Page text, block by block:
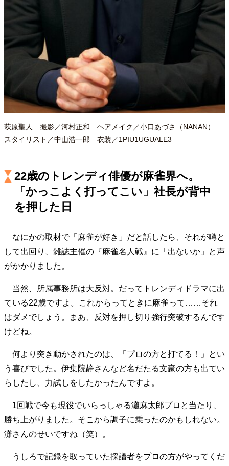
萩原聖人 撮影／河村正和 ヘアメイク／小口あづさ（NANAN）
スタイリスト／中山浩一郎 衣装／1PIU1UGUALE3
22歳のトレンディ俳優が麻雀界へ。
「かっこよく打ってこい」社長が背中
を押した日
なにかの取材で「麻雀が好き」だと話したら、それが噂と
して出回り、雑誌主催の『麻雀名人戦』に「出ないか」と声
がかかりました。
当然、所属事務所は大反対。だってトレンディドラマに出
ている22歳ですよ。これからってときに麻雀って……それ
はダメでしょう。まあ、反対を押し切り強行突破するんです
けどね。
何より突き動かされたのは、「プロの方と打てる！」とい
う喜びでした。伊集院静さんなど名だたる文豪の方も出てい
らしたし、力試しをしたかったんですよ。
1回戦で今も現役でいらっしゃる灘麻太郎プロと当たり、
勝ち上がりました。そこから調子に乗ったのかもしれない。
灘さんのせいですね（笑）。
うしろで記録を取っていた採譜者をプロの方がやってくだ